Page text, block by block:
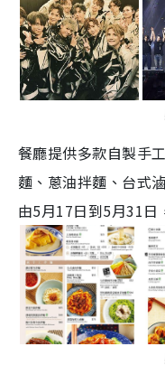
餐廳提供多款自製手
麵、蔥油拌麵、台式
由5月17日到5月31日